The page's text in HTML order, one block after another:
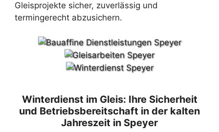
Gleisprojekte sicher, zuverlässig und
termingerecht abzusichern.
Winterdienst im Gleis: Ihre Sicherheit
und Betriebsbereitschaft in der kalten
Jahreszeit in Speyer